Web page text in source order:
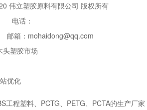
伟立塑胶原料有限公司 版权所有
电话：
箱：mohaidong@qq.com
头塑胶市场
优化
工程塑料、PCTG、PETG、PCTA的生产厂